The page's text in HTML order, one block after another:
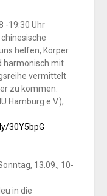
-19:30 Uhr
helfen, Körper
harmonisch mit
vermittelt
zu kommen.
Hamburg e.V.);
30Y5bpG
13.09., 10-
in die